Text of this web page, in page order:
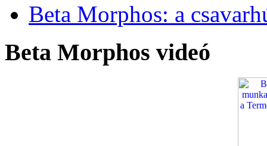
Beta Morphos: a
Beta Morphos videó